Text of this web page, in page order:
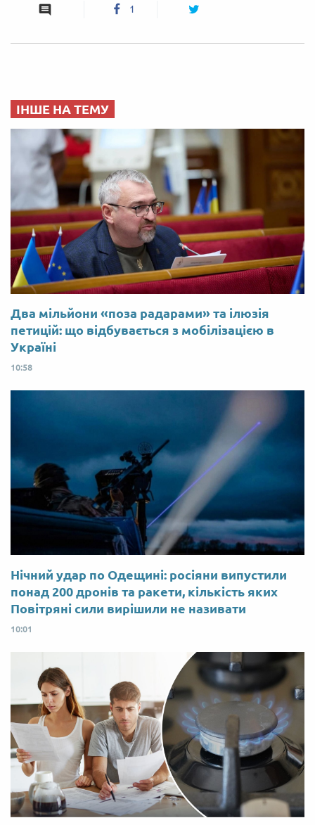
1
ІНШЕ НА ТЕМУ
Два мільйони «поза радарами» та ілюзія
петицій: що відбувається з мобілізацією в
Україні
10:58
Нічний удар по Одещині: росіяни випустили
понад 200 дронів та ракети, кількість яких
Повітряні сили вирішили не називати
10:01